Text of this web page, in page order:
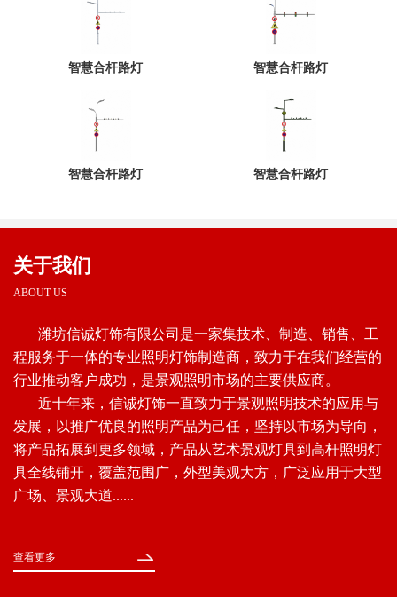
智慧合杆路灯 智慧合杆路灯
智慧合杆路灯 智慧合杆路灯
关于我们
ABOUT US
潍坊信诚灯饰有限公司是一家集技术、制造、销售、工
程服务于一体的专业照明灯饰制造商，致力于在我们经营的
行业推动客户成功，是景观照明市场的主要供应商。
近十年来，信诚灯饰一直致力于景观照明技术的应用与
发展，以推广优良的照明产品为己任，坚持以市场为导向，
将产品拓展到更多领域，产品从艺术景观灯具到高杆照明灯
具全线铺开，覆盖范围广，外型美观大方，广泛应用于大型
广场、景观大道......
查看更多